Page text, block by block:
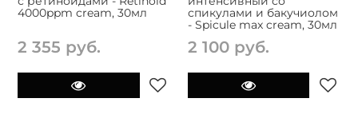
4000ppm cream, 30мл
2 355 руб.
спикулами и бакучиолом
- Spicule max cream, 30мл
2 100 руб.